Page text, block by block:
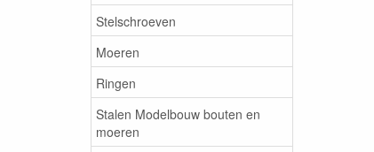
Stelschroeven
Moeren
Ringen
Stalen Modelbouw bouten en
moeren